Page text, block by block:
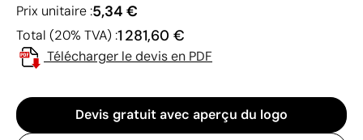
Prix unitaire :5,34 €
Total (20% TVA) :1 281,60 €
Télécharger le devis en PDF
Devis gratuit avec aperçu du logo